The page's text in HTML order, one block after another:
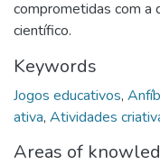
comprometidas com a
científico.
Keywords
Jogos educativos,
ativa, Atividades
Areas of